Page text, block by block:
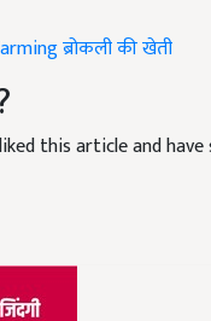
liked this article and